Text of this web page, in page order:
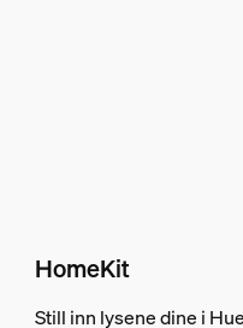
HomeKit
Still inn lysene dine i